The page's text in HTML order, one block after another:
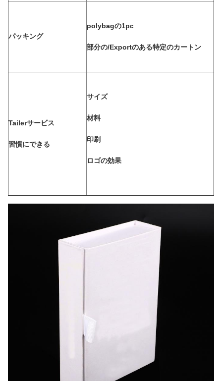
パッキング
polybagの1pc
部分の/Exportのある特定のカートン
Tailerサービス
習慣にできる
サイズ
材料
印刷
ロゴの効果